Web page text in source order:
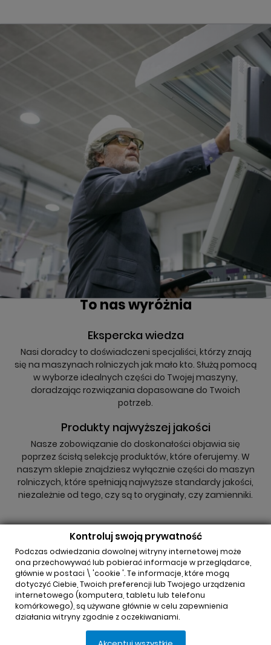
To nas wyróżnia
Ekspercka wiedza
Nasi doradcy to doświadczeni specjaliści, którzy znają
się na maszynach rolniczych jak mało kto. Służą pomocą
w wyborze idealnych części do Twojej maszyny,
doradzając rozwiązania dopasowane do Twoich
potrzeb.
Produkty najwyższej jakości
Nasze zobowiązanie do doskonałości objawia się
poprzez ścisłą selekcję produktów, które oferujemy. W
naszym sklepie znajdziesz wyłącznie części do maszyn
rolniczych, które spełniają najwyższe standardy jakości,
niezależnie od tego, czy są to oryginały, czy zamienniki.
INFORMACJA O SKLEPIE 
REGULAMINY
Kontroluj swoją prywatność
Podczas odwiedzania dowolnej witryny internetowej może
ona przechowywać lub pobierać informacje w przeglądarce,
głównie w postaci \ 'cookie '. Te informacje, które mogą
dotyczyć Ciebie, Twoich preferencji lub Twojego urządzenia
internetowego (komputera, tabletu lub telefonu
komórkowego), są używane głównie w celu zapewnienia
działania witryny zgodnie z oczekiwaniami.